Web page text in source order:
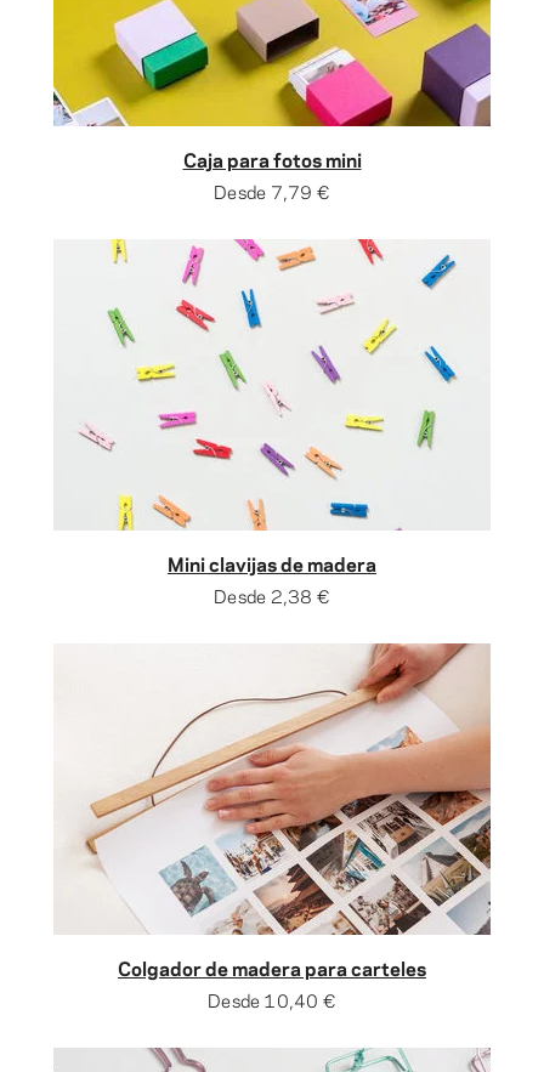
Caja para fotos mini
Desde 7,79 €
Mini clavijas de madera
Desde 2,38 €
Colgador de madera para carteles
Desde10,40 €